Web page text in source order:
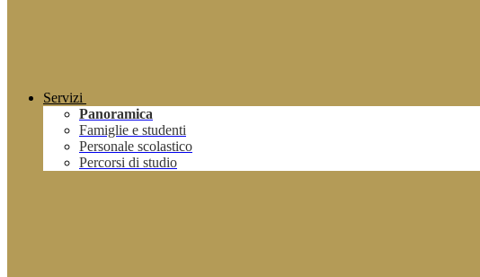
Servizi
Panoramica
Famiglie e studenti
Personale scolastico
Percorsi di studio